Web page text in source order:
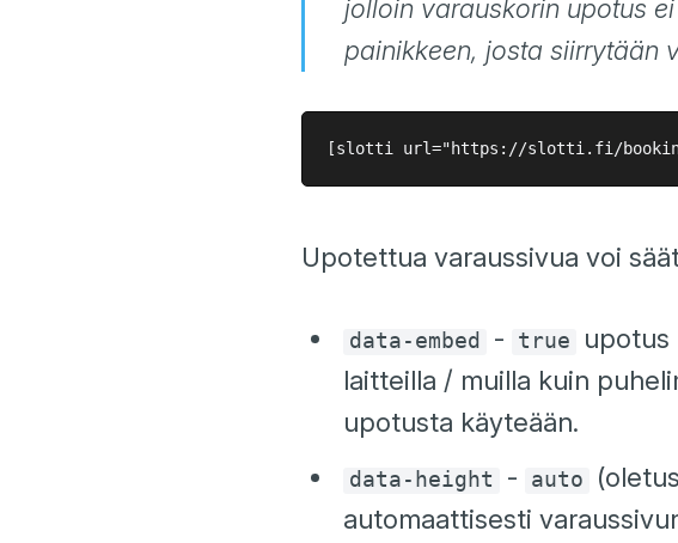
jolloin varauskorin upotus
painikkeen, josta siirrytään
Upotettua varaussivua voi
data-embed - true upotus
laitteilla / muilla kuin
upotusta käyteään.
data-height - auto
automaattisesti